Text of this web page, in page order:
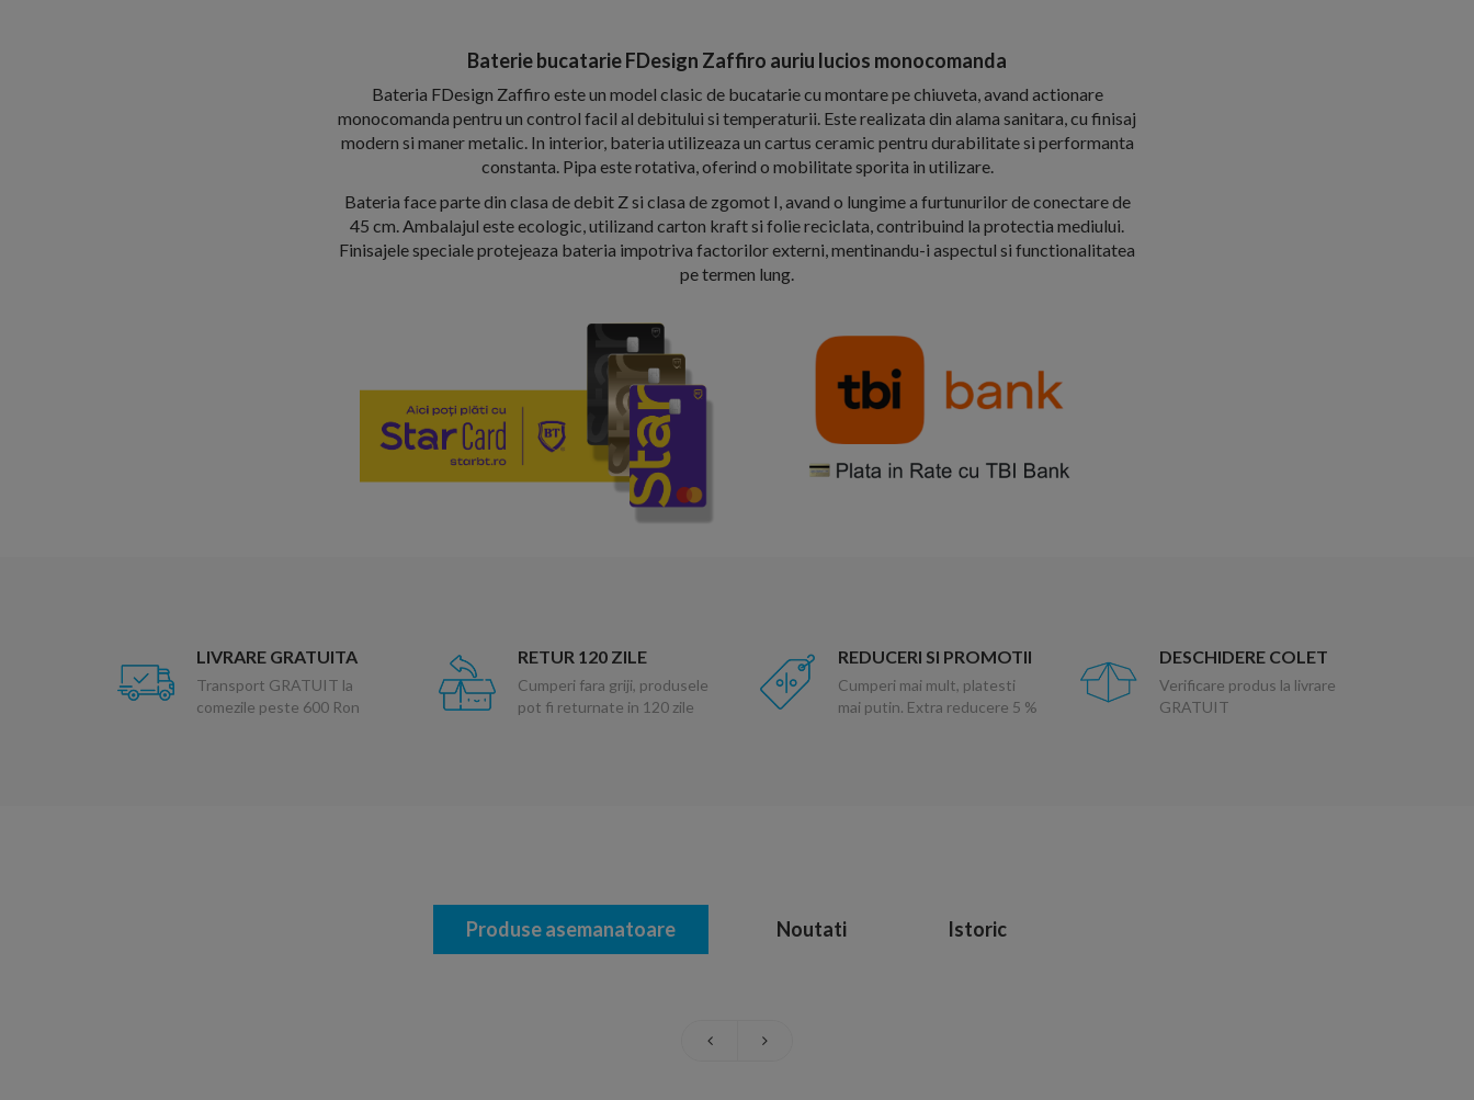
Baterie bucatarie FDesign Zaffiro auriu lucios monocomanda
Bateria FDesign Zaffiro este un model clasic de bucatarie cu montare pe chiuveta, avand actionare
monocomanda pentru un control facil al debitului si temperaturii. Este realizata din alama sanitara, cu finisaj
modern si maner metalic. In interior, bateria utilizeaza un cartus ceramic pentru durabilitate si performanta
constanta. Pipa este rotativa, oferind o mobilitate sporita in utilizare.
Bateria face parte din clasa de debit Z si clasa de zgomot I, avand o lungime a furtunurilor de conectare de
45 cm. Ambalajul este ecologic, utilizand carton kraft si folie reciclata, contribuind la protectia mediului.
Finisajele speciale protejeaza bateria impotriva factorilor externi, mentinandu-i aspectul si functionalitatea
pe termen lung.
LIVRARE GRATUITA
Transport GRATUIT la
comezile peste 600 Ron
RETUR 120 ZILE
Cumperi fara griji, produsele
pot fi returnate in 120 zile
REDUCERI SI PROMOTII
Cumperi mai mult, platesti
mai putin. Extra reducere 5 %
DESCHIDERE COLET
Verificare produs la livrare
GRATUIT
Produse asemanatoare Noutati Istoric